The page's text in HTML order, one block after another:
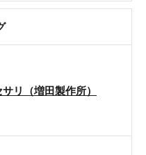
リ（増田製作所）